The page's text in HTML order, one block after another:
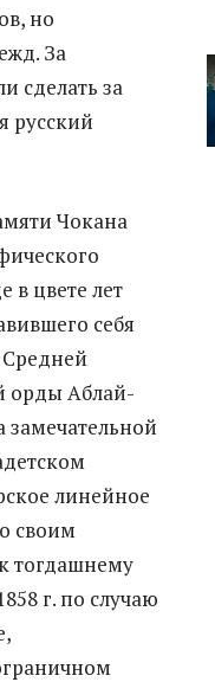
но
За
сделать за
русский
Чокана
в цвете лет
себя
орды Аблай-
замечательной
линейное
своим
тогдашнему
г. по случаю